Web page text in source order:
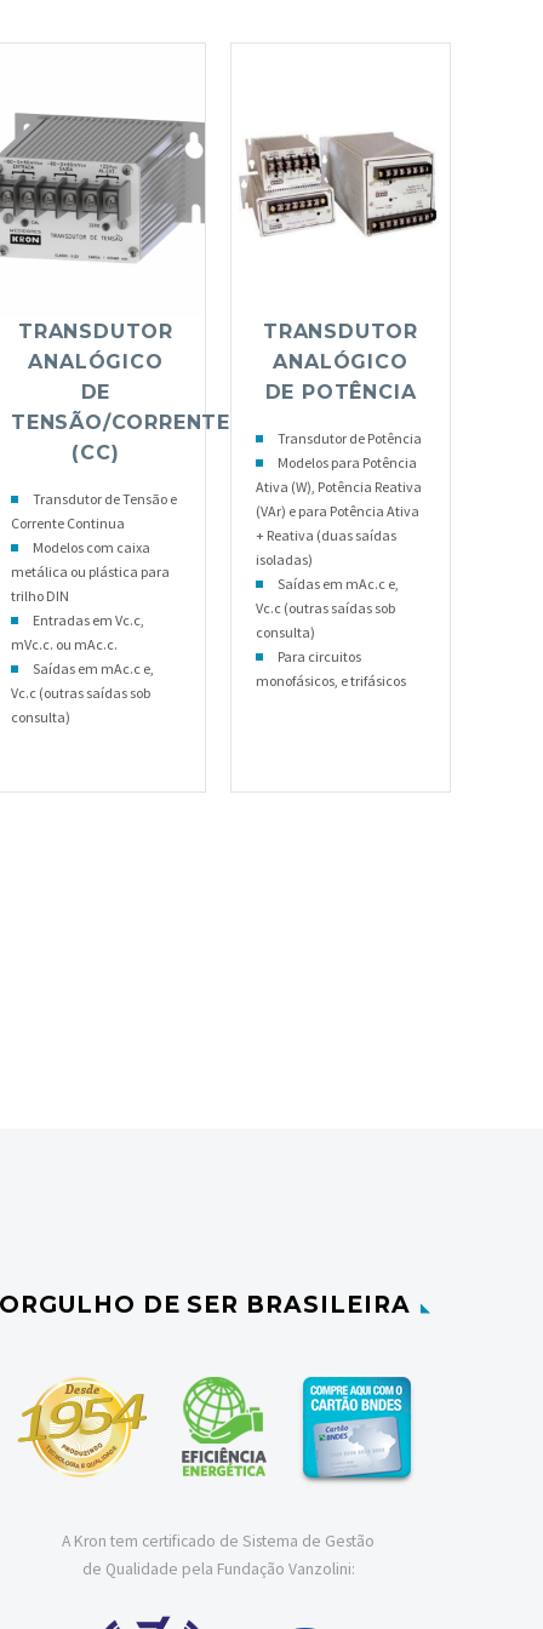
TRANSDUTOR
ANALÓGICO
DE
TENSÃO/CORRENTE
(CC)
Transdutor de Tensão e
Corrente Continua
Modelos com caixa
metálica ou plástica para
trilho DIN
Entradas em Vc.c,
mVc.c. ou mAc.c.
Saídas em mAc.c e,
Vc.c (outras saídas sob
consulta)
TRANSDUTOR
ANALÓGICO
DE POTÊNCIA
Transdutor de Potência
Modelos para Potência
Ativa (W), Potência Reativa
(VAr) e para Potência Ativa
+ Reativa (duas saídas
isoladas)
Saídas em mAc.c e,
Vc.c (outras saídas sob
consulta)
Para circuitos
monofásicos, e trifásicos
ORGULHO DE SER BRASILEIRA
A Kron tem certificado de Sistema de Gestão
de Qualidade pela Fundação Vanzolini: